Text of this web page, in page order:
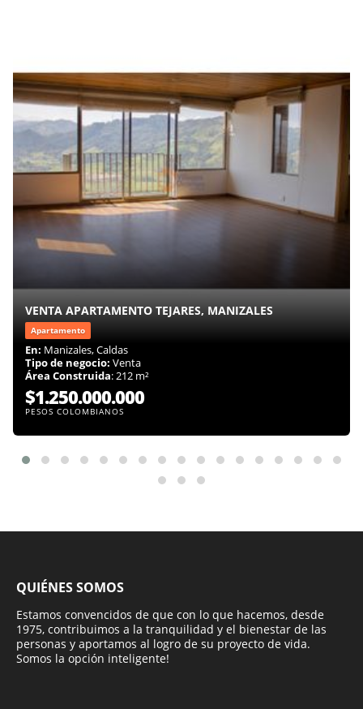
VENTA APARTAMENTO TEJARES, MANIZALES
Apartamento
En: Manizales, Caldas
Tipo de negocio: Venta
Área Construida: 212 m²
$1.250.000.000
PESOS COLOMBIANOS
QUIÉNES SOMOS
Estamos convencidos de que con lo que hacemos, desde
1975, contribuimos a la tranquilidad y el bienestar de las
personas y aportamos al logro de su proyecto de vida.
Somos la opción inteligente!